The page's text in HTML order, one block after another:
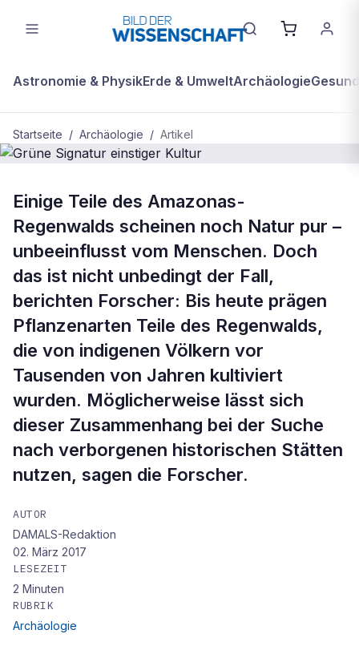
Astronomie & PhysikErde & UmweltArchäologie
Startseite / Archäologie / Artikel
Grüne Signatur einstiger Kultur
Einige Teile des Amazonas-
Regenwalds scheinen noch Natur pur –
unbeeinflusst vom Menschen. Doch
das ist nicht unbedingt der Fall,
berichten Forscher: Bis heute prägen
Pflanzenarten Teile des Regenwalds,
die von indigenen Völkern vor
Tausenden von Jahren kultiviert
wurden. Möglicherweise lässt sich
dieser Zusammenhang bei der Suche
nach verborgenen historischen Stätten
nutzen, sagen die Forscher.
AUTOR
DAMALS-Redaktion
02. März 2017
LESEZEIT
2 Minuten
RUBRIK
Archäologie